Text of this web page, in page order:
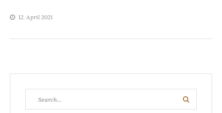
12. April 2021
for:
Search